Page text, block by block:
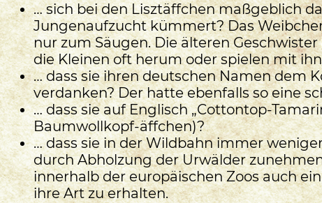
… sich bei den Lisztäffchen maßgeblich
Jungenaufzucht kümmert? Das
nur zum Säugen. Die älteren
die Kleinen oft herum oder spielen mit
… dass sie ihren deutschen Namen dem
verdanken? Der hatte ebenfalls so eine
… dass sie auf Englisch „Cottontop-
Baumwollkopf-äffchen)?
… dass sie in der Wildbahn immer
durch Abholzung der Urwälder
innerhalb der europäischen Zoos auch
ihre Art zu erhalten.